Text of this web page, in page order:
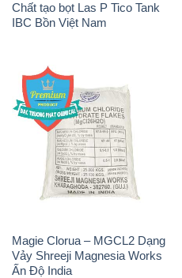
Chất tạo bọt Las P Tico Tank
IBC Bồn Việt Nam
Magie Clorua – MGCL2 Dạng
Vảy Shreeji Magnesia Works
Ấn Độ India